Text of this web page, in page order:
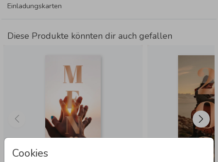
Cookies
Einladungskarten
Diese Produkte könnten dir auch gefallen